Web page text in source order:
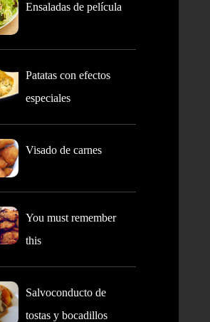
Ensaladas de película
Patatas con efectos
especiales
Visado de carnes
You must remember
this
Salvoconducto de
tostas y bocadillos